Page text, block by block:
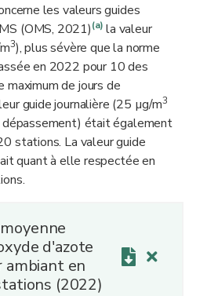
les valeurs guides
(OMS, 2021)(a) la valeur
3), plus sévère que la norme
en 2022 pour 10 des
de jours de
guide journalière (25 µg/m3
dépassement) était également
stations. La valeur guide
quant à elle respectée en
d'azote
ambiant en
(2022)